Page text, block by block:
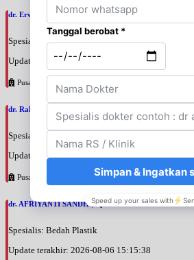
dr. Erwin Danil Yulian, SpBOnk
Spesialis: Bedah Onkologi
Update terakhir: 2026-08-06 17:39:08
Pusat Pertamina
dr. Rahim Purba, SpBS
Spesialis: Bedah Saraf
Update terakhir: 2026-08-06 15:19:02
Pusat Pertamina
dr. AFRIYANTI SANDHI, SpBPRE
Spesialis: Bedah Plastik
Update terakhir: 2026-08-06 15:15:38